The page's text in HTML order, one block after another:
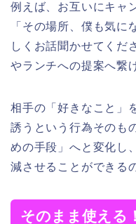
例えば、お互いにキャ
「その場所、僕も気に
しくお話聞かせてくだ
やランチへの提案へ繋
相手の「好きなこと」
誘うという行為そのも
めの手段」へと変化し
減させることができる
そのまま使える